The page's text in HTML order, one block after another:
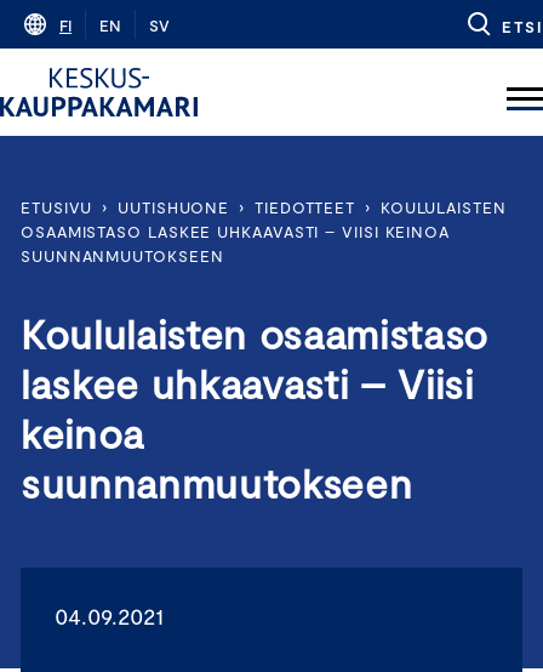
Skip
content
FI EN SV ETSI
ETUSIVU › UUTISHUONE › TIEDOTTEET ›
KOULULAISTEN
OSAAMISTASO LASKEE UHKAAVASTI – VIISI KEINOA
SUUNNANMUUTOKSEEN
Koululaisten osaamistaso
laskee uhkaavasti – Viisi
keinoa
suunnanmuutokseen
04.09.2021